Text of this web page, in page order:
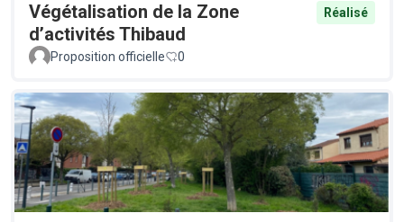
Végétalisation de la Zone
d’activités Thibaud
Réalisé
Proposition officielle 0